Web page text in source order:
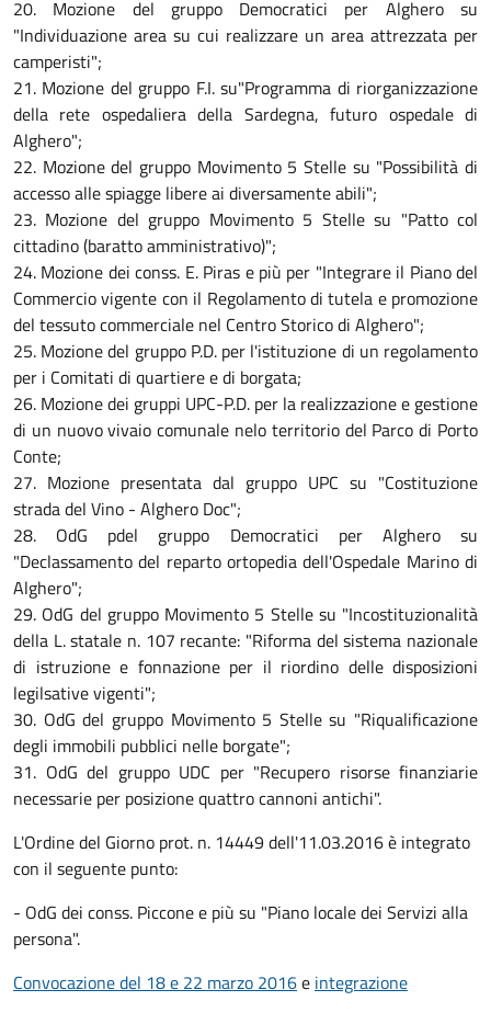
20. Mozione del gruppo Democratici per Alghero su
"Individuazione area su cui realizzare un area attrezzata per
camperisti";
21. Mozione del gruppo F.I. su"Programma di riorganizzazione
della rete ospedaliera della Sardegna, futuro ospedale di
Alghero";
22. Mozione del gruppo Movimento 5 Stelle su "Possibilità di
accesso alle spiagge libere ai diversamente abili";
23. Mozione del gruppo Movimento 5 Stelle su "Patto col
cittadino (baratto amministrativo)";
24. Mozione dei conss. E. Piras e più per "Integrare il Piano del
Commercio vigente con il Regolamento di tutela e promozione
del tessuto commerciale nel Centro Storico di Alghero";
25. Mozione del gruppo P.D. per l'istituzione di un regolamento
per i Comitati di quartiere e di borgata;
26. Mozione dei gruppi UPC-P.D. per la realizzazione e gestione
di un nuovo vivaio comunale nelo territorio del Parco di Porto
Conte;
27. Mozione presentata dal gruppo UPC su "Costituzione
strada del Vino - Alghero Doc";
28. OdG pdel gruppo Democratici per Alghero su
"Declassamento del reparto ortopedia dell'Ospedale Marino di
Alghero";
29. OdG del gruppo Movimento 5 Stelle su "Incostituzionalità
della L. statale n. 107 recante: "Riforma del sistema nazionale
di istruzione e fonnazione per il riordino delle disposizioni
legilsative vigenti";
30. OdG del gruppo Movimento 5 Stelle su "Riqualificazione
degli immobili pubblici nelle borgate";
31. OdG del gruppo UDC per "Recupero risorse finanziarie
necessarie per posizione quattro cannoni antichi".
L'Ordine del Giorno prot. n. 14449 dell'11.03.2016 è integrato
con il seguente punto:
- OdG dei conss. Piccone e più su "Piano locale dei Servizi alla
persona".
Convocazione del 18 e 22 marzo 2016e integrazione